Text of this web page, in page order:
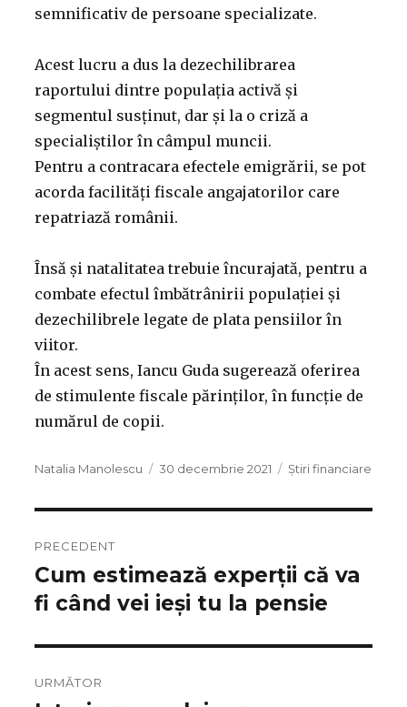
semnificativ de persoane specializate.
Acest lucru a dus la dezechilibrarea
raportului dintre populația activă și
segmentul susținut, dar și la o criză a
specialiștilor în câmpul muncii.
Pentru a contracara efectele emigrării, se pot
acorda facilități fiscale angajatorilor care
repatriază românii.
Însă și natalitatea trebuie încurajată, pentru a
combate efectul îmbătrânirii populației și
dezechilibrele legate de plata pensiilor în
viitor.
În acest sens, Iancu Guda sugerează oferirea
de stimulente fiscale părinților, în funcție de
numărul de copii.
Autor
Natalia Manolescu
Publicat
30 decembrie 2021 Categorii
Știri financiare
PRECEDENT
Articolul
anterior:
Cum estimează experții că va
fi când vei ieși tu la pensie
URMĂTOR